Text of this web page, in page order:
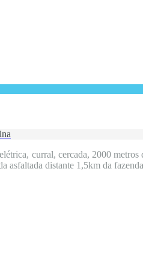
curral, cercada, 2000
asfaltada distante 1,5km da